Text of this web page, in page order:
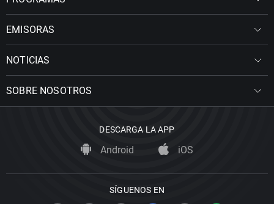
EMISORAS
NOTICIAS
SOBRE NOSOTROS
DESCARGA LA APP
Android iOS
SÍGUENOS EN